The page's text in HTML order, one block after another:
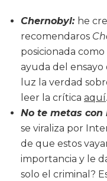
Chernobyl: he
recomendaros
posicionada
ayuda del ensayo
luz la verdad
leer la crítica aquí
No te metas con
se viraliza por
de que estos
importancia y le
solo el criminal?